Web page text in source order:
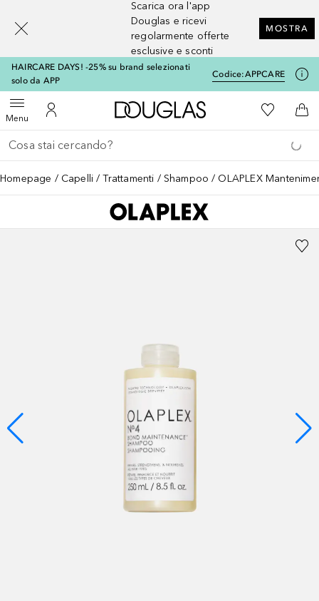
Scarica ora l'app
Douglas e ricevi
regolarmente offerte
esclusive e sconti
MOSTRA
HAIRCARE DAYS! -25% su brand selezionati
solo da APP
Codice:APPCARE
MenuApri menuAl Mio Account
A Douglas HomeAlla Mia
Al
Torna indietro
Esegui ricerca
Homepage Capelli Trattamenti Shampoo OLAPLEX
[navigation.slideout.screenreader]